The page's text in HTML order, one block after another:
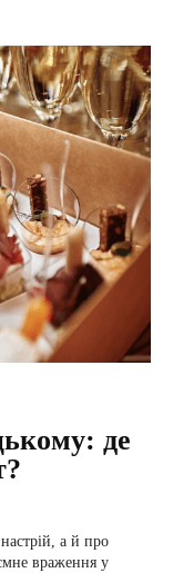
де
а й про
враження у